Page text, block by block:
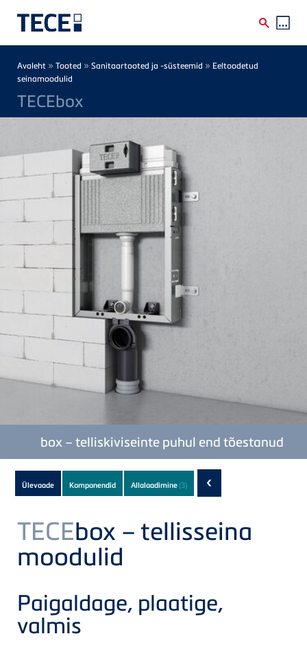
Breadcrumb
Avaleht » Tooted » Sanitaartooted ja -süsteemid » Eeltoodetud
seinamoodulid
TECEbox
box – telliskiviseinte puhul end tõestanud
Subnavigation
of
current
Product
Ülevaade Komponendid Allalaadimine(3) ‹
TECEbox – tellisseina
moodulid
Paigaldage, plaatige,
valmis